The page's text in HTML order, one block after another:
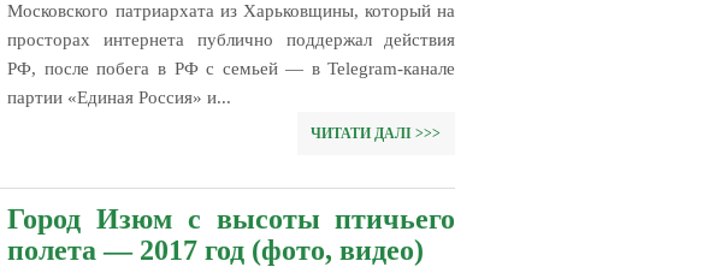
Московского патриархата из Харьковщины, который на
просторах интернета публично поддержал действия
РФ, после побега в РФ с семьей — в Telegram-канале
партии «Единая Россия» и...
ЧИТАТИ ДАЛІ >>>
Город Изюм с высоты птичьего
полета — 2017 год (фото, видео)